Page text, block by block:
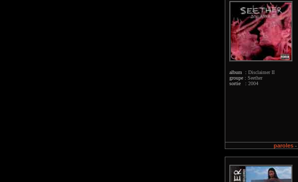
album : Disclaimer II
groupe : Seether
sortie : 2004
paroles -